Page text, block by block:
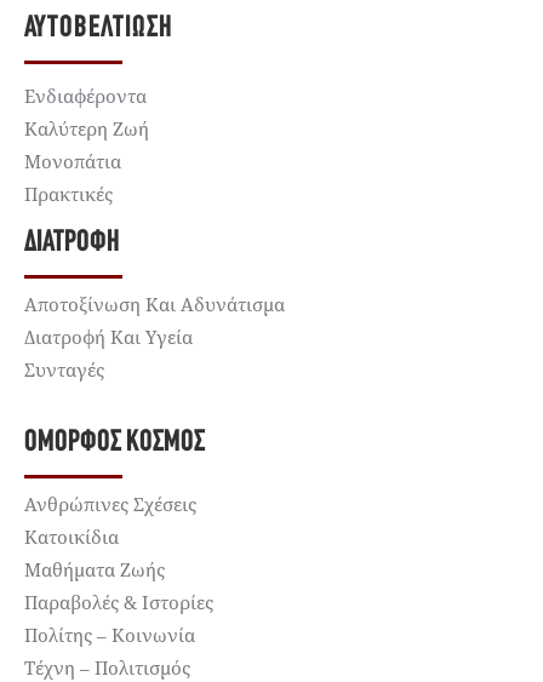
ΑΥΤΟΒΕΛΤΊΩΣΗ
Ενδιαφέροντα
Καλύτερη Ζωή
Μονοπάτια
Πρακτικές
ΔΙΑΤΡΟΦΉ
Αποτοξίνωση Και Αδυνάτισμα
Διατροφή Και Υγεία
Συνταγές
ΌΜΟΡΦΟΣ ΚΌΣΜΟΣ
Ανθρώπινες Σχέσεις
Κατοικίδια
Μαθήματα Ζωής
Παραβολές & Ιστορίες
Πολίτης – Κοινωνία
Τέχνη – Πολιτισμός